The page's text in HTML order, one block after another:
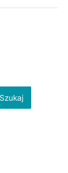
Szukaj